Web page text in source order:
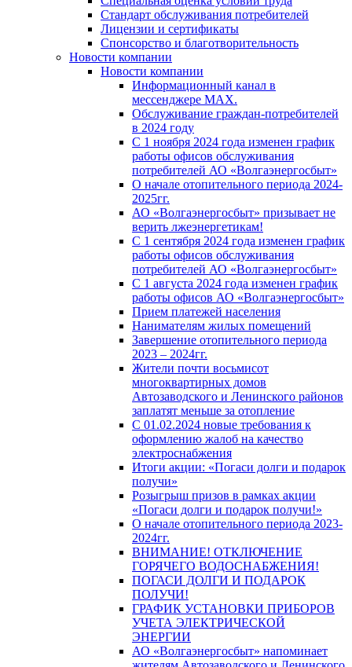
Стандарт обслуживания потребителей
Лицензии и сертификаты
Спонсорство и благотворительность
Новости компании
Новости компании
Информационный канал в
мессенджере MAX.
Обслуживание граждан-потребителей
в 2024 году
С 1 ноября 2024 года изменен график
работы офисов обслуживания
потребителей АО «Волгаэнергосбыт»
О начале отопительного периода 2024-
2025гг.
АО «Волгаэнергосбыт» призывает не
верить лжеэнергетикам!
С 1 сентября 2024 года изменен график
работы офисов обслуживания
потребителей АО «Волгаэнергосбыт»
С 1 августа 2024 года изменен график
работы офисов АО «Волгаэнергосбыт»
Прием платежей населения
Нанимателям жилых помещений
Завершение отопительного периода
2023 – 2024гг.
Жители почти восьмисот
многоквартирных домов
Автозаводского и Ленинского районов
заплатят меньше за отопление
С 01.02.2024 новые требования к
оформлению жалоб на качество
электроснабжения
Итоги акции: «Погаси долги и подарок
получи»
Розыгрыш призов в рамках акции
«Погаси долги и подарок получи!»
О начале отопительного периода 2023-
2024гг.
ВНИМАНИЕ! ОТКЛЮЧЕНИЕ
ГОРЯЧЕГО ВОДОСНАБЖЕНИЯ!
ПОГАСИ ДОЛГИ И ПОДАРОК
ПОЛУЧИ!
ГРАФИК УСТАНОВКИ ПРИБОРОВ
УЧЕТА ЭЛЕКТРИЧЕСКОЙ
ЭНЕРГИИ
АО «Волгаэнергосбыт» напоминает